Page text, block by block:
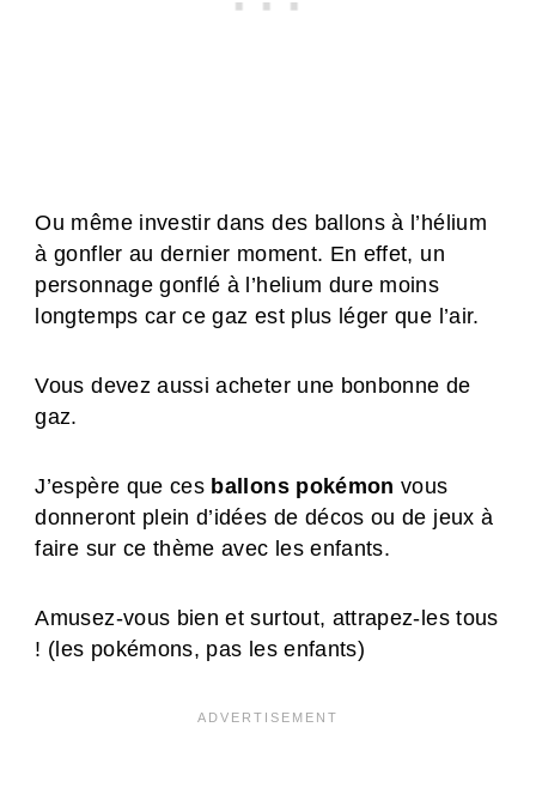
Ou même investir dans des ballons à l’hélium
à gonfler au dernier moment. En effet, un
personnage gonflé à l’helium dure moins
longtemps car ce gaz est plus léger que l’air.
Vous devez aussi acheter une bonbonne de
gaz.
J’espère que ces ballons pokémon vous
donneront plein d’idées de décos ou de jeux à
faire sur ce thème avec les enfants.
Amusez-vous bien et surtout, attrapez-les tous
! (les pokémons, pas les enfants)